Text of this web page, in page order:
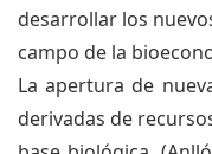
desarrollar los
campo de la
La apertura de
derivadas de